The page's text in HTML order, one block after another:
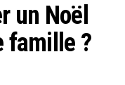
un Noël
famille ?